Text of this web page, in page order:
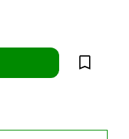
Lägg till